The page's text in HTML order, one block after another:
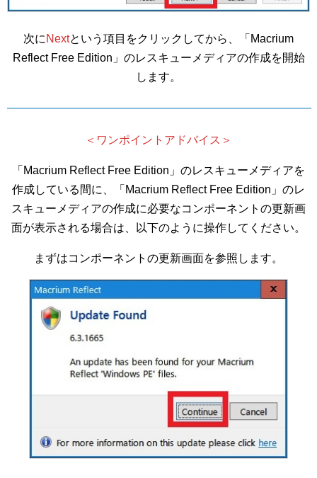
次に Nextという項目をクリックしてから、「Macrium
Reflect Free Edition」のレスキューメディアの作成を開始
します。
＜ワンポイントアドバイス＞
「Macrium Reflect Free Edition」のレスキューメディアを
作成している間に、「Macrium Reflect Free Edition」のレ
スキューメディアの作成に必要なコンポーネントの更新画
面が表示される場合は、以下のように操作してください。
まずはコンポーネントの更新画面を参照します。